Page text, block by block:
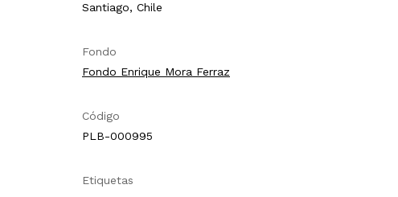
Santiago, Chile
Fondo
Fondo Enrique Mora Ferraz
Código
PLB-000995
Etiquetas